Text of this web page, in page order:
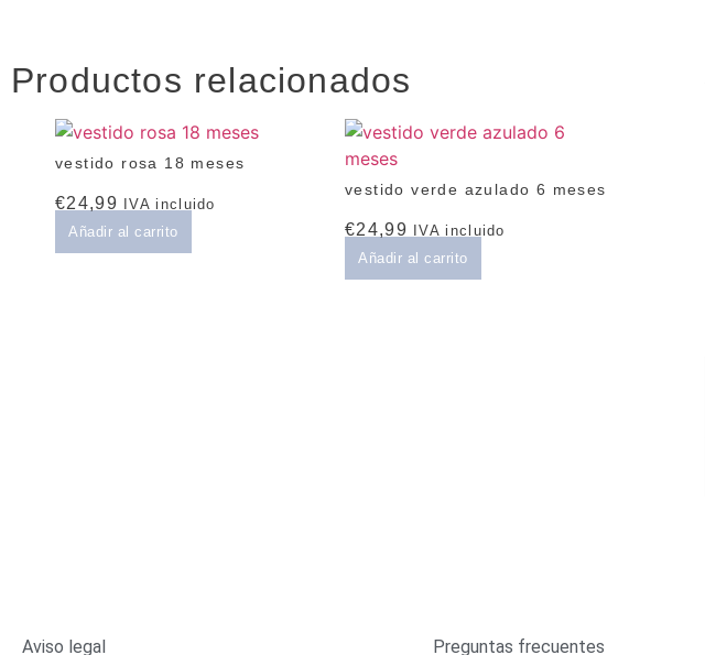
Productos relacionados
vestido rosa 18 meses
€24,99
IVA incluido
Añadir al carrito
vestido verde azulado 6 meses
€24,99
IVA incluido
Añadir al carrito
Aviso legal Preguntas frecuentes